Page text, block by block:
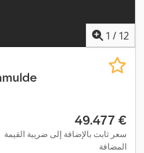
1 / 12
‏49.477 €
سعر ثابت بالإضافة إلى ضريبة القيمة
المضافة